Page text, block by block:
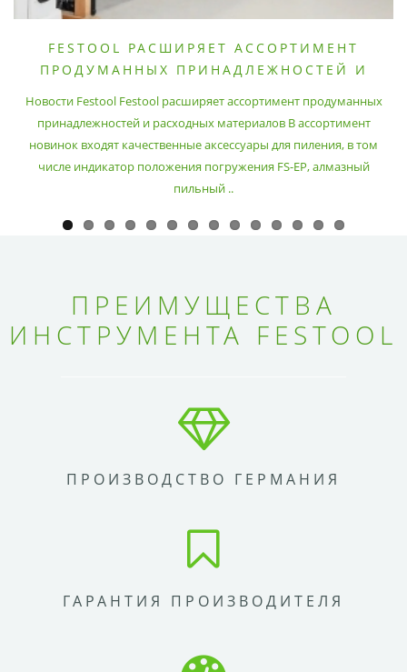
FESTOOL РАСШИРЯЕТ АССОРТИМЕНТ
ПРОДУМАННЫХ ПРИНАДЛЕЖНОСТЕЙ И
Новости Festool Festool расширяет ассортимент продуманных
принадлежностей и расходных материалов В ассортимент
новинок входят качественные аксессуары для пиления, в том
числе индикатор положения погружения FS-EP, алмазный
пильный ..
ПРЕИМУЩЕСТВА
ИНСТРУМЕНТА FESTOOL
ПРОИЗВОДСТВО ГЕРМАНИЯ
ГАРАНТИЯ ПРОИЗВОДИТЕЛЯ